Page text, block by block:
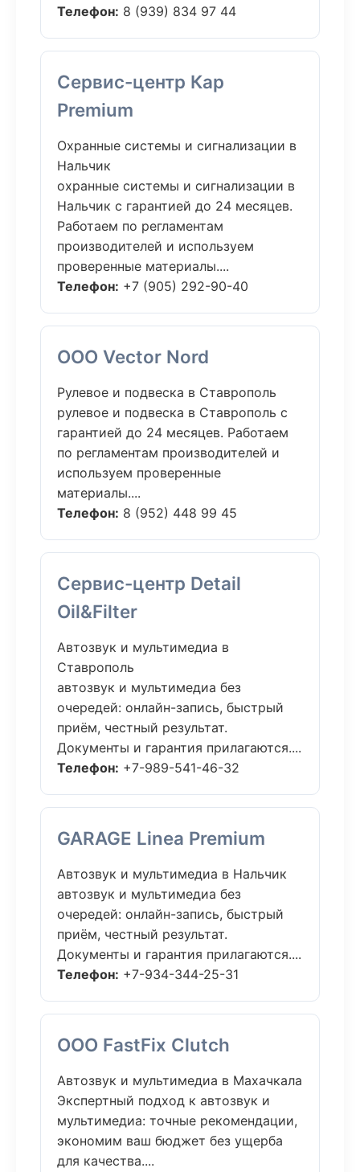
Телефон: 8 (939) 834 97 44
Сервис-центр Кар
Premium
Охранные системы и сигнализации в
Нальчик
охранные системы и сигнализации в
Нальчик с гарантией до 24 месяцев.
Работаем по регламентам
производителей и используем
проверенные материалы....
Телефон: +7 (905) 292-90-40
ООО Vector Nord
Рулевое и подвеска в Ставрополь
рулевое и подвеска в Ставрополь с
гарантией до 24 месяцев. Работаем
по регламентам производителей и
используем проверенные
материалы....
Телефон: 8 (952) 448 99 45
Сервис-центр Detail
Oil&Filter
Автозвук и мультимедиа в
Ставрополь
автозвук и мультимедиа без
очередей: онлайн-запись, быстрый
приём, честный результат.
Документы и гарантия прилагаются....
Телефон: +7-989-541-46-32
GARAGE Linea Premium
Автозвук и мультимедиа в Нальчик
автозвук и мультимедиа без
очередей: онлайн-запись, быстрый
приём, честный результат.
Документы и гарантия прилагаются....
Телефон: +7-934-344-25-31
ООО FastFix Clutch
Автозвук и мультимедиа в Махачкала
Экспертный подход к автозвук и
мультимедиа: точные рекомендации,
экономим ваш бюджет без ущерба
для качества....